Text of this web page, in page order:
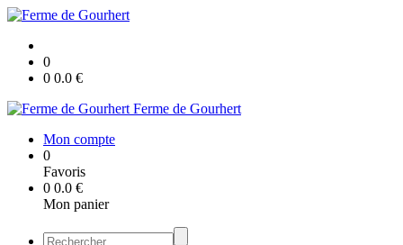
0
0 0.0 €
Ferme de Gourhert
Mon compte
0
Favoris
0 0.0 €
Mon panier